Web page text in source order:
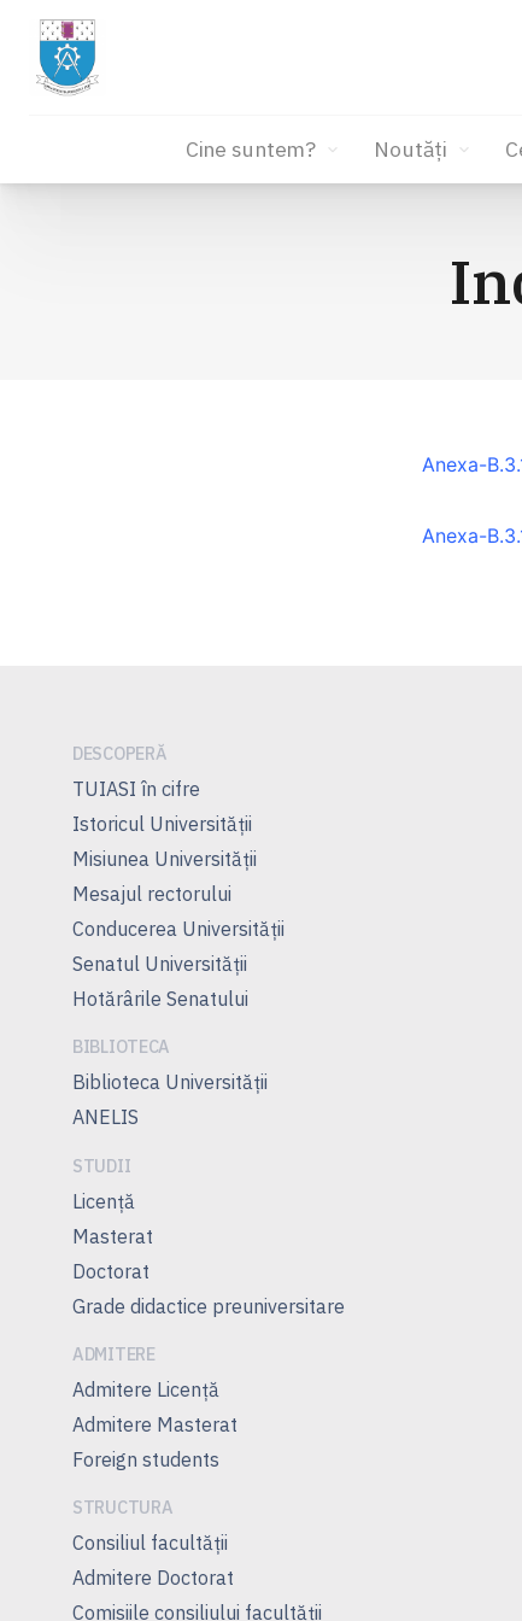
Cine suntem? Noutăți
Anexa-
Anexa-
DESCOPERĂ
TUIASI în cifre
Istoricul Universităţii
Misiunea Universităţii
Mesajul rectorului
Conducerea Universităţii
Senatul Universității
Hotărârile Senatului
BIBLIOTECA
Biblioteca Universității
ANELIS
STUDII
Licență
Masterat
Doctorat
Grade didactice preuniversitare
ADMITERE
Admitere Licenţă
Admitere Masterat
Foreign students
STRUCTURA
Consiliul facultăţii
Admitere Doctorat
Comisiile consiliului facultăţii